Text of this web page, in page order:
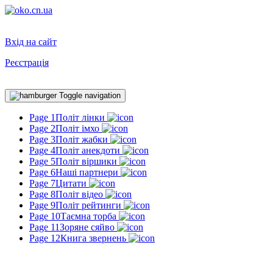
Вхід на сайт
Реєстрація
Toggle navigation
Page 1Політ лінки
Page 2Політ імхо
Page 3Політ жабки
Page 4Політ анекдоти
Page 5Політ віршики
Page 6Наші партнери
Page 7Цитати
Page 8Політ відео
Page 9Політ рейтинги
Page 10Таємна торба
Page 11Зоряне сяйво
Page 12Книга звернень